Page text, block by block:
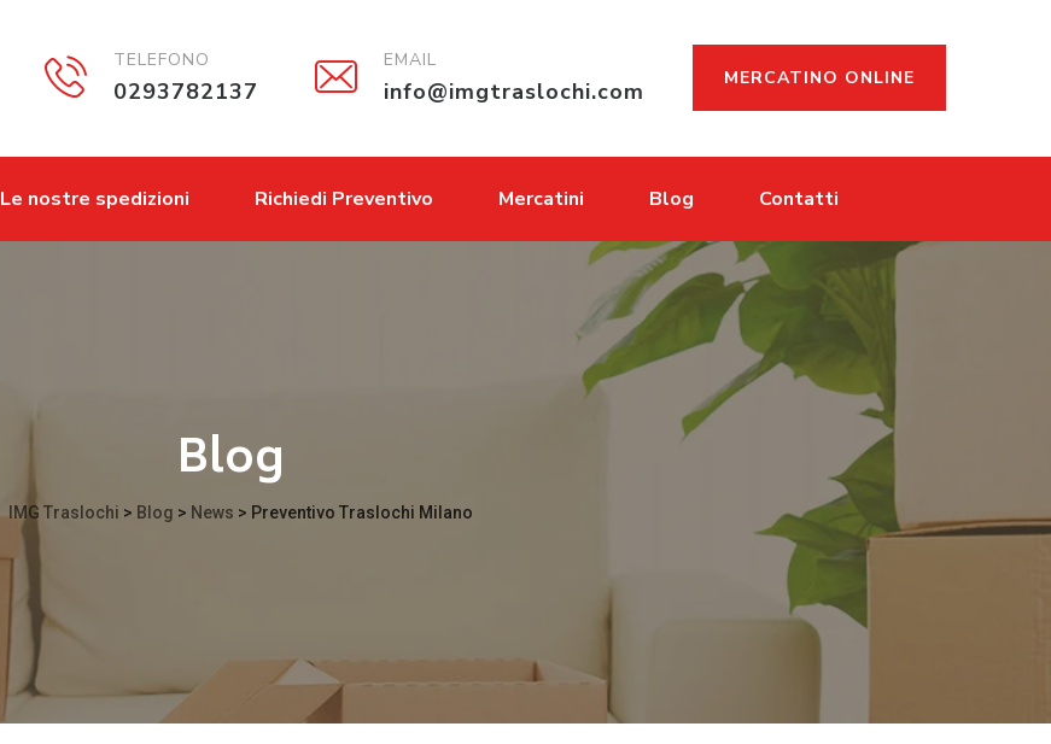
TELEFONO
0293782137
EMAIL
info@imgtraslochi.com MERCATINO ONLINE
Le nostre spedizioni Richiedi Preventivo Mercatini Blog Contatti
Blog
IMG Traslochi > Blog > News > Preventivo Traslochi Milano